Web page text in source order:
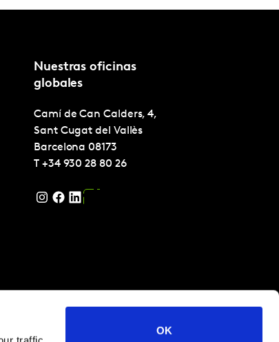
OK
Nuestras oficinas
globales
Camí de Can Calders, 4,
Sant Cugat del Vallès
Barcelona 08173
T +34 930 28 80 26